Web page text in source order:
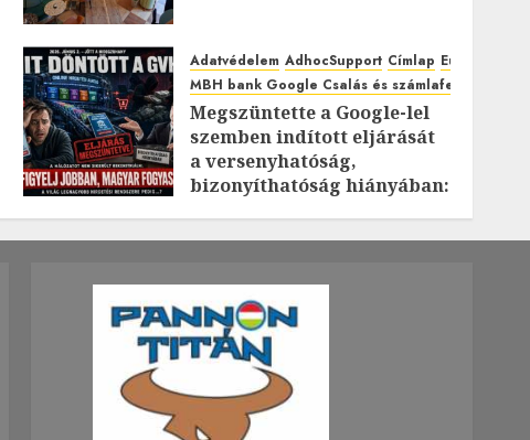
Adatvédelem AdhocSupport Címlap EuroAstra
MBH bank Google Csalás és számlafeltörés
Megszüntette a Google-lel
szemben indított eljárását
a versenyhatóság,
bizonyíthatóság hiányában:
2026.JÚLIUS.23. CSÜTÖRTÖK.
0